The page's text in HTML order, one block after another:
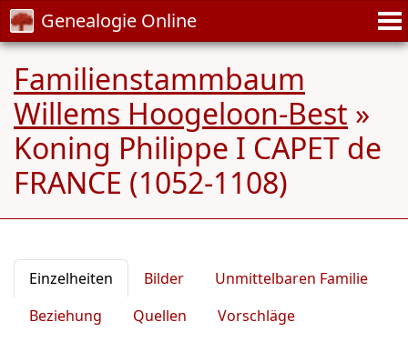
Genealogie Online
Familienstammbaum
Willems Hoogeloon-Best »
Koning Philippe I CAPET de
FRANCE (1052-1108)
Einzelheiten Bilder
Unmittelbaren Familie
Beziehung
Quellen
Vorschläge